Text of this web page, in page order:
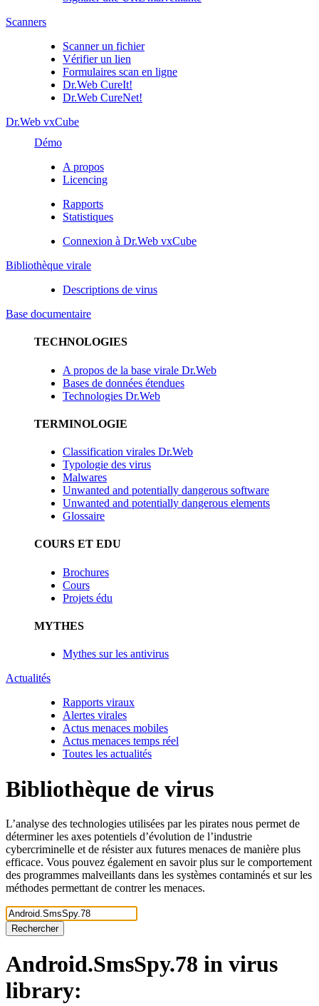
Scanners
Scanner un fichier
Vérifier un lien
Formulaires scan en ligne
Dr.Web CureIt!
Dr.Web CureNet!
Dr.Web vxCube
Démo
A propos
Licencing
Rapports
Statistiques
Connexion à Dr.Web vxCube
Bibliothèque virale
Descriptions de virus
Base documentaire
TECHNOLOGIES
A propos de la base virale Dr.Web
Bases de données étendues
Technologies Dr.Web
TERMINOLOGIE
Classification virales Dr.Web
Typologie des virus
Malwares
Unwanted and potentially dangerous software
Unwanted and potentially dangerous elements
Glossaire
COURS ET EDU
Brochures
Cours
Projets édu
MYTHES
Mythes sur les antivirus
Actualités
Rapports viraux
Alertes virales
Actus menaces mobiles
Actus menaces temps réel
Toutes les actualités
Bibliothèque de virus
L’analyse des technologies utilisées par les pirates nous permet de
déterminer les axes potentiels d’évolution de l’industrie
cybercriminelle et de résister aux futures menaces de manière plus
efficace. Vous pouvez également en savoir plus sur le comportement
des programmes malveillants dans les systèmes contaminés et sur les
méthodes permettant de contrer les menaces.
Rechercher
Android.SmsSpy.78 in virus
library: